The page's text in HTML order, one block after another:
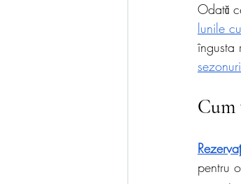
Odată
lunile
îngusta
Cum
pentru